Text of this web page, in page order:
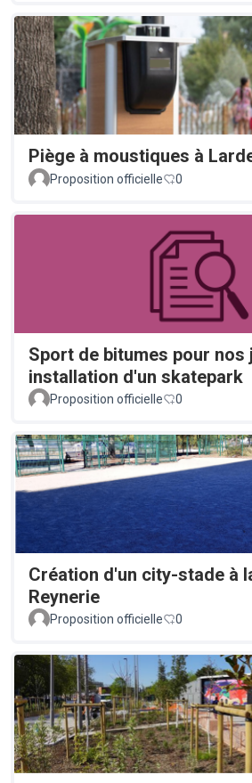
Piège à moustiques à
Proposition officielle
0
Sport de bitumes pour nos
installation d'un skatepark
Proposition officielle 0
Création d'un city-stade à
Reynerie
Proposition officielle 0